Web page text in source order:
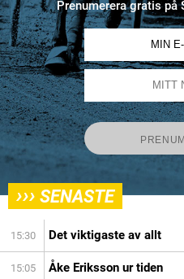
Prenumerera gratis på
››› SENASTE
15:30 Det viktigaste av allt
15:05 Åke Eriksson ur tiden